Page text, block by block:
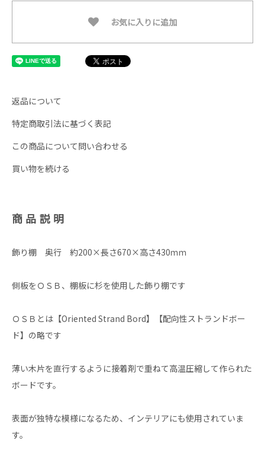
お気に入りに追加
返品について
特定商取引法に基づく表記
この商品について問い合わせる
買い物を続ける
商品説明
飾り棚 奥行 約200×長さ670×高さ430ｍｍ
側板をＯＳＢ、棚板に杉を使用した飾り棚です
ＯＳＢとは【Oriented Strand Bord】【配向性ストランドボー
ド】の略です
薄い木片を直行するように接着剤で重ねて高温圧縮して作られた
ボードです。
表面が独特な模様になるため、インテリアにも使用されていま
す。